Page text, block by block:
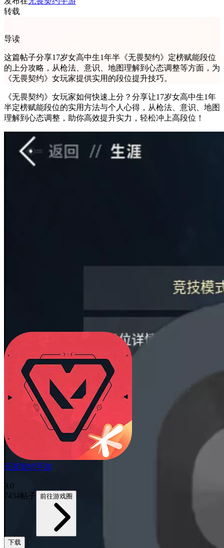
转载
导读
这篇帖子分享17岁女高中生1年半《无畏契约》定榜赋能段位
的上分攻略，从枪法、意识、地图理解到心态调整等方面，为
《无畏契约》女玩家提供实用的段位提升技巧。
《无畏契约》女玩家如何快速上分？分享让17岁女高中生1年
半定榜赋能段位的实用方法与个人心得，从枪法、意识、地图
理解到心态调整，助你高效提升实力，轻松冲上高段位！
无畏契约手游
9.0
7434帖子 前往游戏圈
下载